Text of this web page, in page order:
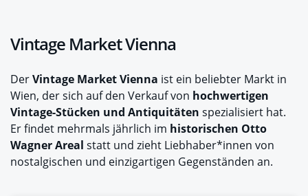
Vintage Market Vienna
DerVintage Market Vienna ist ein beliebter Markt in
Wien, der sich auf den Verkauf von hochwertigen
Vintage-Stücken und Antiquitäten spezialisiert hat.
Er findet mehrmals jährlich im historischen Otto
Wagner Areal statt und zieht Liebhaber*innen von
nostalgischen und einzigartigen Gegenständen an.